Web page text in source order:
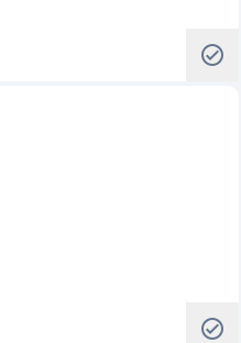
check_circle
check_circle